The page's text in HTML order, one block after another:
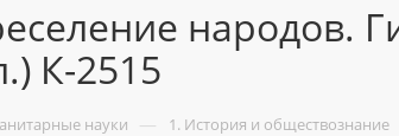
народов.
К-2515
науки — 1. История и обществознание